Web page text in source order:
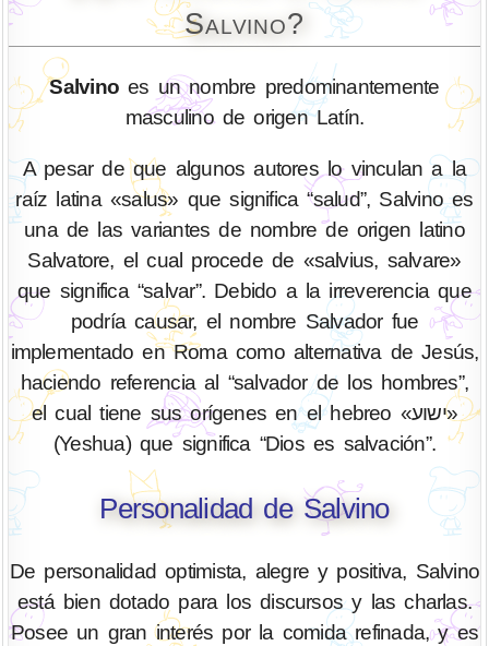
Salvino?
Salvino es un nombre predominantemente
masculino de origen Latín.
A pesar de que algunos autores lo vinculan a la
raíz latina «salus» que significa “salud”, Salvino es
una de las variantes de nombre de origen latino
Salvatore, el cual procede de «salvius, salvare»
que significa “salvar”. Debido a la irreverencia que
podría causar, el nombre Salvador fue
implementado en Roma como alternativa de Jesús,
haciendo referencia al “salvador de los hombres”,
el cual tiene sus orígenes en el hebreo «ישוע»
(Yeshua) que significa “Dios es salvación”.
Personalidad de Salvino
De personalidad optimista, alegre y positiva, Salvino
está bien dotado para los discursos y las charlas.
Posee un gran interés por la comida refinada, y es